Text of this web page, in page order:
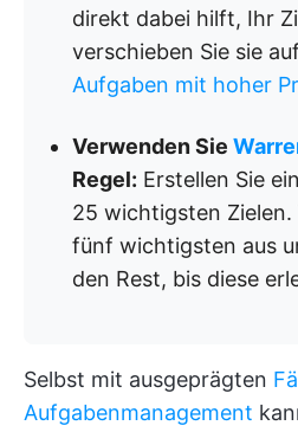
direkt dabei hilft, Ihr
verschieben Sie sie
Aufgaben mit hoher
Verwenden Sie
Regel: Erstellen Sie
25 wichtigsten Zielen.
fünf wichtigsten aus
den Rest, bis diese
Selbst mit ausgeprägten
Aufgabenmanagement